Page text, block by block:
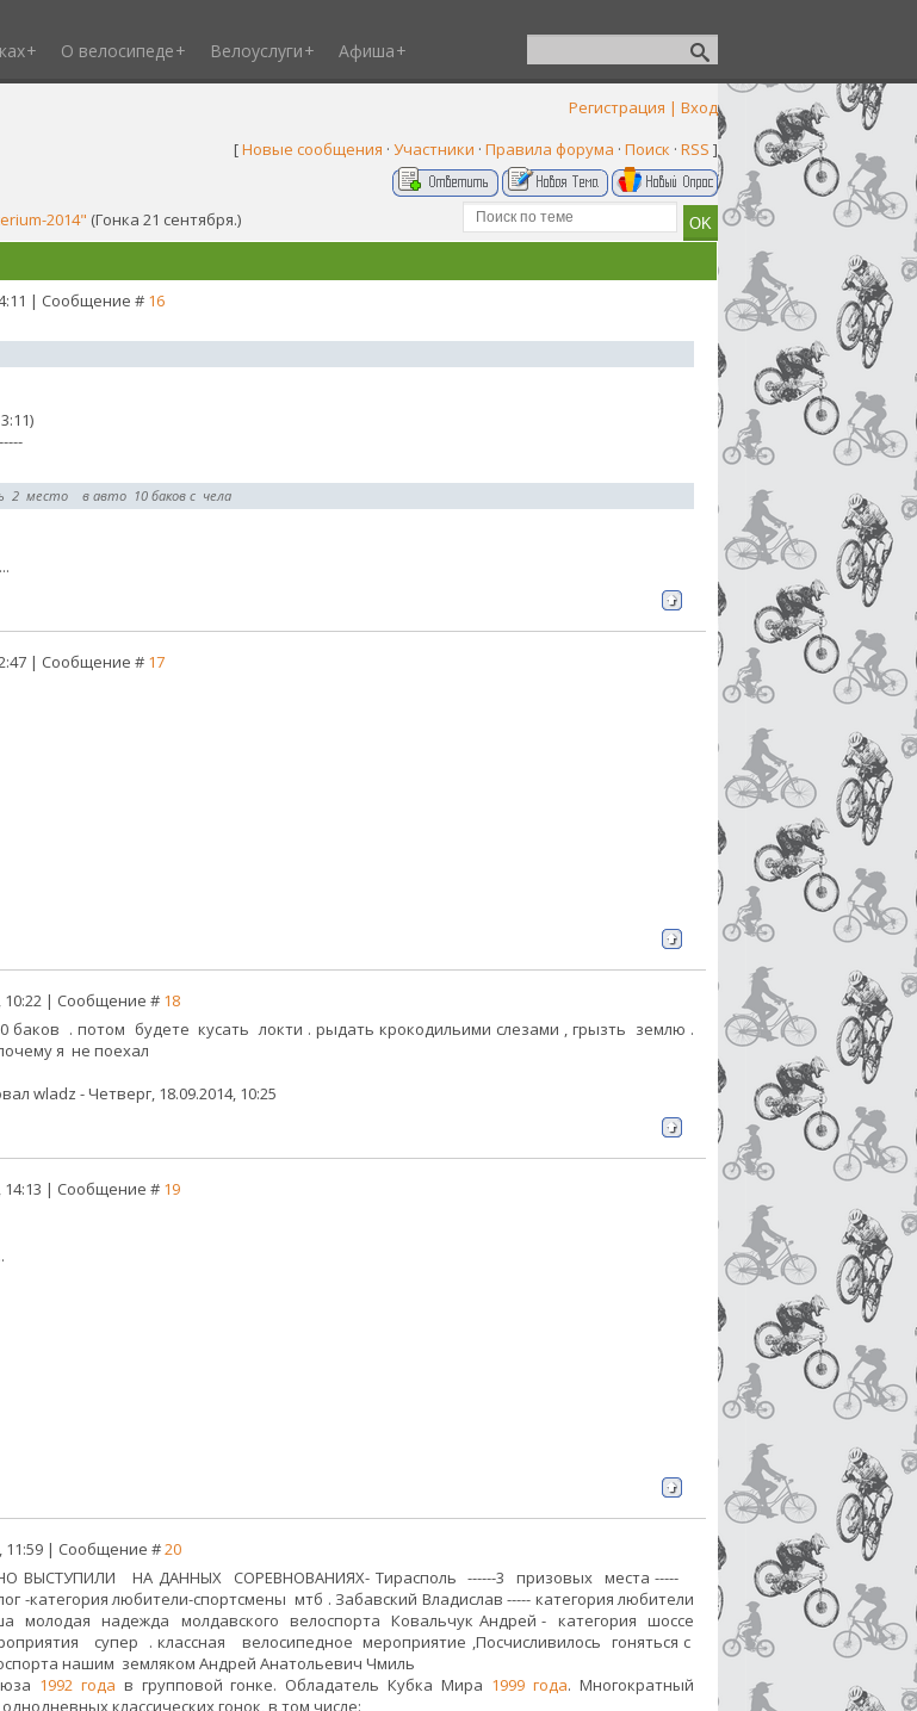
О велосипеде Велоуслуги Афиша
Регистрация | Вход
[Новые сообщения · Участники · Правила форума · Поиск · RSS ]
2014" (Гонка 21 сентября.)
| Сообщение # 16
место в авто 10 баков с чела
| Сообщение # 17
10:22 | Сообщение # 18
. потом будете кусать локти . рыдать крокодильими слезами , грызть землю .
я не поехал
wladz -Четверг, 18.09.2014, 10:25
14:13 | Сообщение # 19
11:59 | Сообщение #20
ВЫСТУПИЛИ НА ДАННЫХ СОРЕВНОВАНИЯХ- Тирасполь ------3 призовых места -----
-категория любители-спортсмены мтб . Забавский Владислав ----- категория любители
молодая надежда молдавского велоспорта Ковальчук Андрей - категория шоссе
супер . классная велосипедное мероприятие ,Посчисливилось гоняться с
нашим земляком Андрей Анатольевич Чмиль
1992 года в групповой гонке. Обладатель Кубка Мира 1999 года. Многократный
классических гонок, в том числе: